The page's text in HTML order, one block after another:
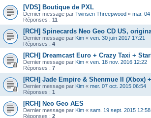
[VDS] Boutique de PXL
Dernier message par Twinsen Threepwood « mar.
Réponses : 11
[RCH] Spinecards Neo Geo CD US,
Dernier message par Kim « ven. 30 juin 2017 17:21
Réponses : 4
[RCH] Dreamcast Euro + Crazy Taxi +
Dernier message par Kim « ven. 18 nov. 2016 12:22
Réponses : 7
[RCH] Jade Empire & Shenmue II (Xbox)
Dernier message par Kim « mer. 07 oct. 2015 06:54
Réponses : 1
[RCH] Neo Geo AES
Dernier message par Kim « sam. 19 sept. 2015 12:58
Réponses : 2